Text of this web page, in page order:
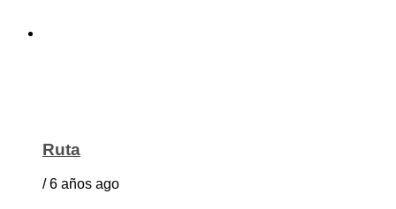
Ruta
/ 6 años ago